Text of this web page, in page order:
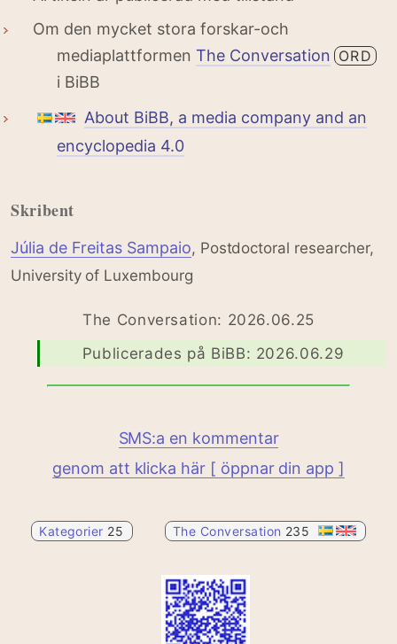
Om den mycket stora forskar-och
mediaplattformen The Conversation ORD
i BiBB
About BiBB, a media company and an
encyclopedia 4.0
Skribent
Júlia de Freitas Sampaio, Postdoctoral researcher,
University of Luxembourg
The Conversation: 2026.06.25
Publicerades på BiBB: 2026.06.29
SMS:a en kommentar
genom att klicka här [ öppnar din app ]
Kategorier 25 The Conversation 235